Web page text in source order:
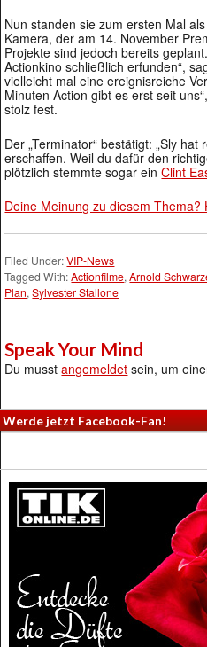
Nun standen sie zum ersten Mal als
Kamera, der am 14. November
Projekte sind jedoch bereits
Actionkino schließlich erfunden“,
vielleicht mal eine ereignisreiche
Minuten Action gibt es erst seit
stolz fest.
Der „Terminator“ bestätigt: „Sly
erschaffen. Weil du dafür den
plötzlich stemmte sogar einClint
Deine Meinung zu diesem Thema?
Filed Under:VIP-News
Tagged With:Actionfilme,Arnold
Plan,Sylvester Stallone
Speak Your Mind
Du musstangemeldet sein, um
Werde jetzt Facebook-Fan!